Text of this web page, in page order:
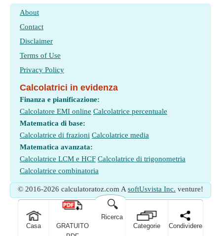
About
Contact
Disclaimer
Terms of Use
Privacy Policy
Calcolatrici in evidenza
Finanza e pianificazione:
Calcolatore EMI online Calcolatrice percentuale
Matematica di base:
Calcolatrice di frazioni Calcolatrice media
Matematica avanzata:
Calcolatrice LCM e HCF Calcolatrice di trigonometria
Calcolatrice combinatoria
© 2016-2026 calculatoratoz.com A softUsvista Inc. venture!
Casa
GRATUITO
🔍
Ricerca
Categorie
Condividere